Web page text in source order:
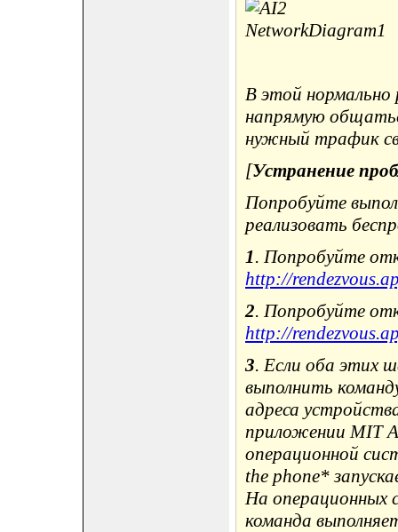
В этой
напрямую
нужный трафик
[Устранение
Попробуйте
реализовать
1. Попробуйте
http://
2. Попробуйте
http://
3. Если оба этих
выполнить
адреса
приложении MIT
операционной
the phone*
На операционных
команда